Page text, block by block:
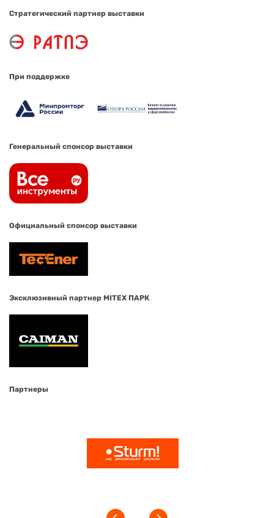
Стратегический партнер выставки
При поддержке
Генеральный спонсор выставки
Официальный спонсор выставки
Эксклюзивный партнер MITEX ПАРК
Партнеры